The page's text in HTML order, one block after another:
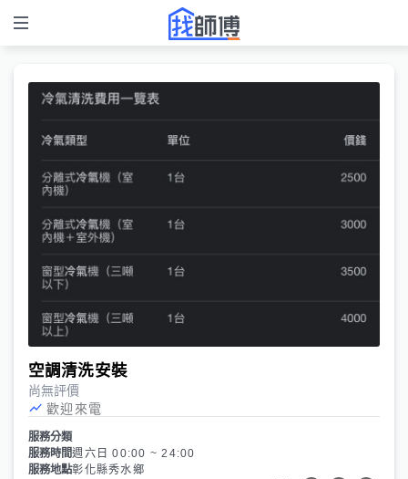
空調清洗安裝
尚無評價
歡迎來電
服務分類
服務時間週六日 00:00 ~ 24:00
服務地點彰化縣秀水鄉